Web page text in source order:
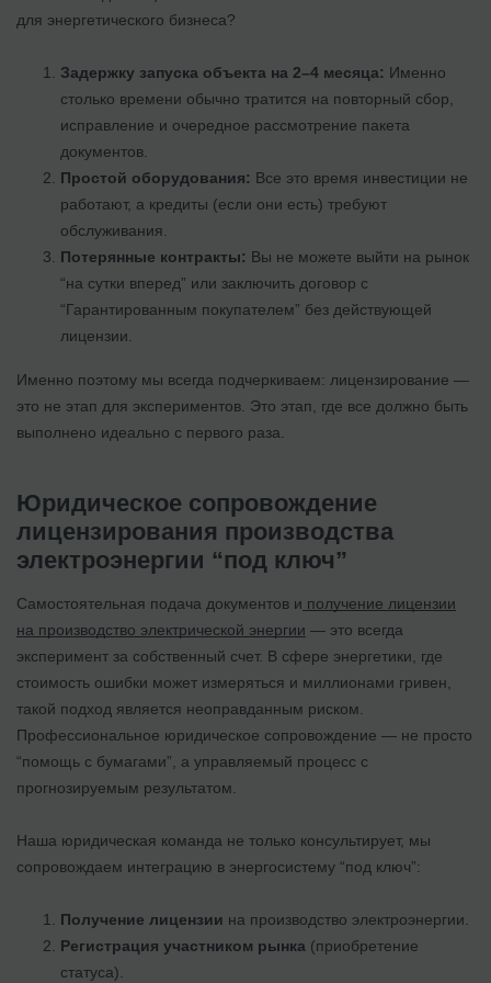
для энергетического бизнеса?
Задержку запуска объекта на 2–4 месяца: Именно
столько времени обычно тратится на повторный сбор,
исправление и очередное рассмотрение пакета
документов.
Простой оборудования: Все это время инвестиции не
работают, а кредиты (если они есть) требуют
обслуживания.
Потерянные контракты: Вы не можете выйти на рынок
“на сутки вперед” или заключить договор с
“Гарантированным покупателем” без действующей
лицензии.
Именно поэтому мы всегда подчеркиваем: лицензирование —
это не этап для экспериментов. Это этап, где все должно быть
выполнено идеально с первого раза.
Юридическое сопровождение
лицензирования производства
электроэнергии “под ключ”
Самостоятельная подача документов и получение лицензии
на производство электрической энергии — это всегда
эксперимент за собственный счет. В сфере энергетики, где
стоимость ошибки может измеряться и миллионами гривен,
такой подход является неоправданным риском.
Профессиональное юридическое сопровождение — не просто
“помощь с бумагами”, а управляемый процесс с
прогнозируемым результатом.
Наша юридическая команда не только консультирует, мы
сопровождаем интеграцию в энергосистему “под ключ”:
Получение лицензии на производство электроэнергии.
Регистрация участником рынка (приобретение
статуса).